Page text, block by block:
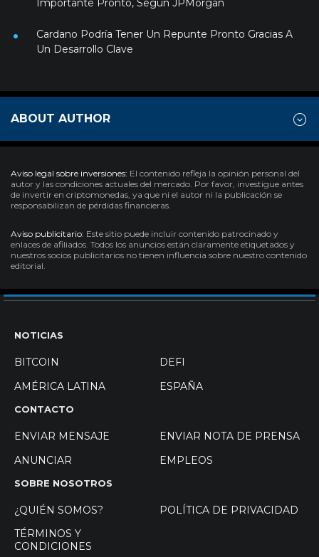
Importante Pronto, Según JPMorgan
Cardano Podría Tener Un Repunte Pronto Gracias A
Un Desarrollo Clave
ABOUT AUTHOR
Aviso legal sobre inversiones: El contenido refleja la opinión personal del
autor y las condiciones actuales del mercado. Por favor, investigue antes
de invertir en criptomonedas, ya que ni el autor ni la publicación se
responsabilizan de pérdidas financieras.
Aviso publicitario: Este sitio puede incluir contenido patrocinado y
enlaces de afiliados. Todos los anuncios están claramente etiquetados y
nuestros socios publicitarios no tienen influencia sobre nuestro contenido
editorial.
NOTICIAS
BITCOIN
DEFI
AMÉRICA LATINA
ESPAÑA
CONTACTO
ENVIAR MENSAJE
ENVIAR NOTA DE PRENSA
ANUNCIAR
EMPLEOS
SOBRE NOSOTROS
¿QUIÉN SOMOS?
POLÍTICA DE PRIVACIDAD
TÉRMINOS Y
CONDICIONES